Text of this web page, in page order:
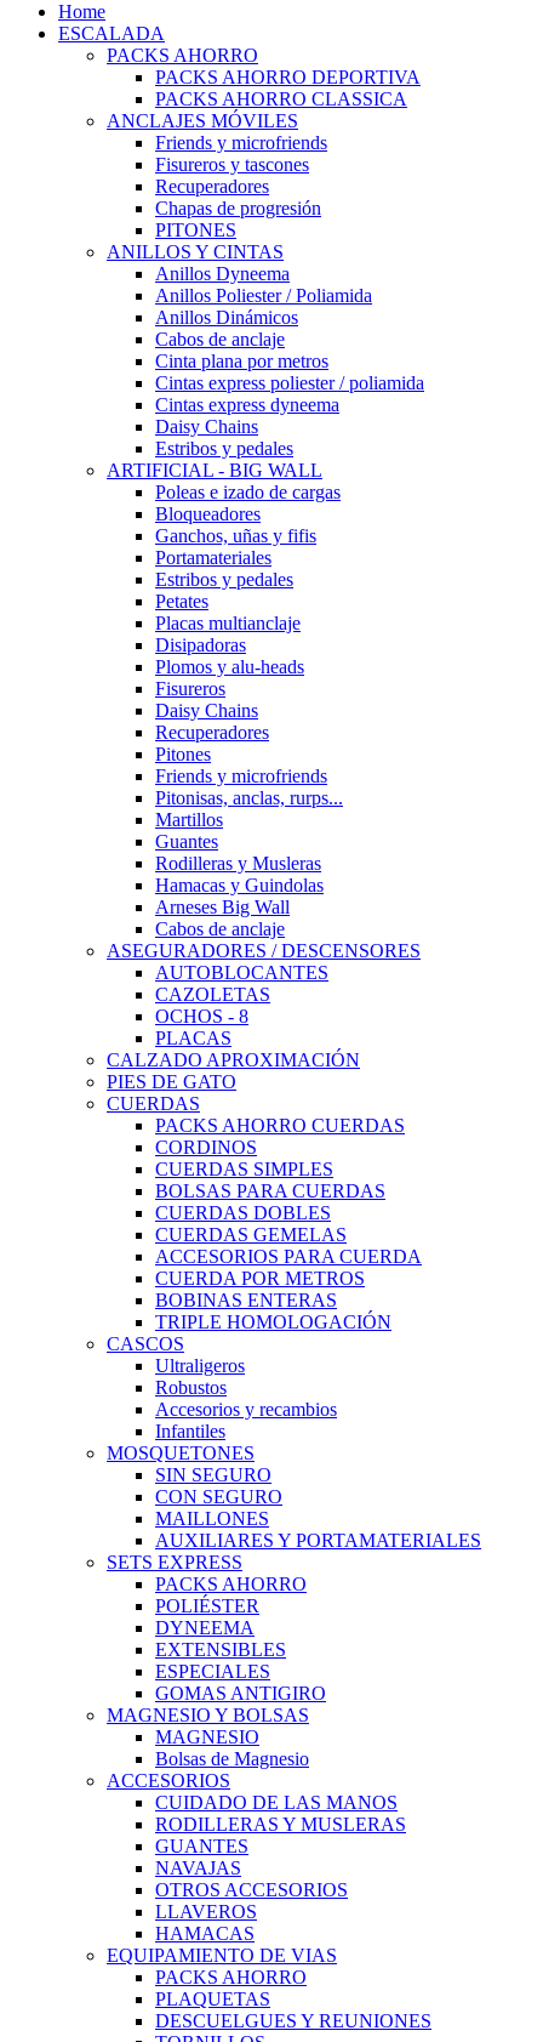
Home
ESCALADA
PACKS AHORRO
PACKS AHORRO DEPORTIVA
PACKS AHORRO CLASSICA
ANCLAJES MÓVILES
Friends y microfriends
Fisureros y tascones
Recuperadores
Chapas de progresión
PITONES
ANILLOS Y CINTAS
Anillos Dyneema
Anillos Poliester / Poliamida
Anillos Dinámicos
Cabos de anclaje
Cinta plana por metros
Cintas express poliester / poliamida
Cintas express dyneema
Daisy Chains
Estribos y pedales
ARTIFICIAL - BIG WALL
Poleas e izado de cargas
Bloqueadores
Ganchos, uñas y fifis
Portamateriales
Estribos y pedales
Petates
Placas multianclaje
Disipadoras
Plomos y alu-heads
Fisureros
Daisy Chains
Recuperadores
Pitones
Friends y microfriends
Pitonisas, anclas, rurps...
Martillos
Guantes
Rodilleras y Musleras
Hamacas y Guindolas
Arneses Big Wall
Cabos de anclaje
ASEGURADORES / DESCENSORES
AUTOBLOCANTES
CAZOLETAS
OCHOS - 8
PLACAS
CALZADO APROXIMACIÓN
PIES DE GATO
CUERDAS
PACKS AHORRO CUERDAS
CORDINOS
CUERDAS SIMPLES
BOLSAS PARA CUERDAS
CUERDAS DOBLES
CUERDAS GEMELAS
ACCESORIOS PARA CUERDA
CUERDA POR METROS
BOBINAS ENTERAS
TRIPLE HOMOLOGACIÓN
CASCOS
Ultraligeros
Robustos
Accesorios y recambios
Infantiles
MOSQUETONES
SIN SEGURO
CON SEGURO
MAILLONES
AUXILIARES Y PORTAMATERIALES
SETS EXPRESS
PACKS AHORRO
POLIÉSTER
DYNEEMA
EXTENSIBLES
ESPECIALES
GOMAS ANTIGIRO
MAGNESIO Y BOLSAS
MAGNESIO
Bolsas de Magnesio
ACCESORIOS
CUIDADO DE LAS MANOS
RODILLERAS Y MUSLERAS
GUANTES
NAVAJAS
OTROS ACCESORIOS
LLAVEROS
HAMACAS
EQUIPAMIENTO DE VIAS
PACKS AHORRO
PLAQUETAS
DESCUELGUES Y REUNIONES